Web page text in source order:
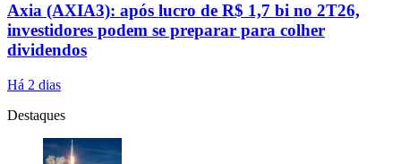
Axia (AXIA3): após lucro de R$ 1,7 bi no 2T26,
investidores podem se preparar para colher
dividendos
Há 2 dias
Destaques